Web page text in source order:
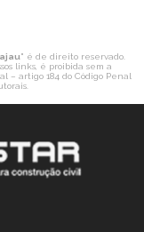
" é de direito reservado.
links, é proibida sem a
– artigo 184 do Código Penal
.